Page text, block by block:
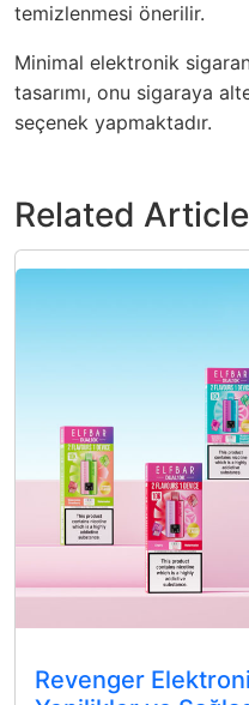
temizlenmesi önerilir.
Minimal elektronik
tasarımı, onu sigaraya
seçenek yapmaktadır.
Related
Revenger